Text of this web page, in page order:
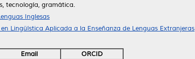
tecnología, gramática.
Inglesas
Lingüística Aplicada a la Enseñanza de Lenguas Extranjeras
Email
ORCID